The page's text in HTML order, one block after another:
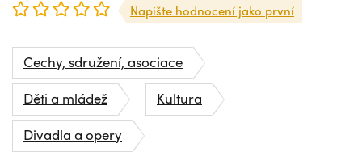
Napište hodnocení jako první
Cechy, sdružení, asociace
Děti a mládež
Kultura
Divadla a opery